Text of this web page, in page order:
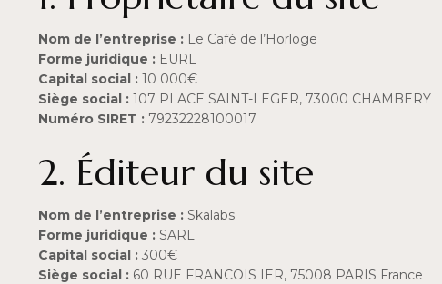
Nom de l’entreprise : Le Café de l’Horloge
Forme juridique : EURL
Capital social : 10 000€
Siège social : 107 PLACE SAINT-LEGER, 73000 CHAMBERY
Numéro SIRET : 79232228100017
2. Éditeur du site
Nom de l’entreprise : Skalabs
Forme juridique : SARL
Capital social : 300€
Siège social : 60 RUE FRANCOIS IER, 75008 PARIS France